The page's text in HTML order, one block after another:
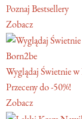
Poznaj Bestsellery
Zobacz
Born2be
Wyglądaj Świetnie
Przeceny do -50%!
Zobacz